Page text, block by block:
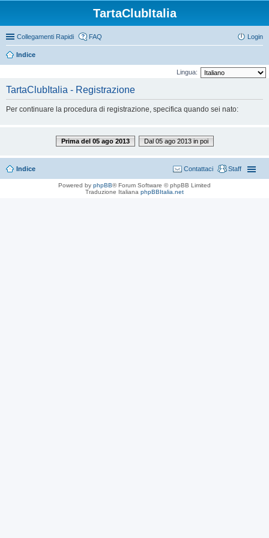
TartaClubItalia
Collegamenti Rapidi FAQ Login
Indice
Lingua:
TartaClubItalia - Registrazione
Per continuare la procedura di registrazione, specifica quando sei nato:
Prima del 05 ago 2013 Dal 05 ago 2013 in poi
Indice Staff
Contattaci
Powered by phpBB® Forum Software © phpBB Limited
Traduzione Italiana phpBBItalia.net